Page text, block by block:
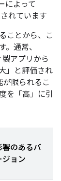
によって
れています
ことから、こ
通常、
製アプリから
」と評価され
が限られるこ
を「高」に引
響のあるバ
ジョン